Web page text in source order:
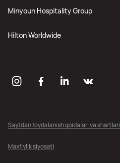
Minyoun Hospitality Group
Hilton Worldwide
Saytdan foydalanish qoidalari va shartlari
Maxfiylik siyosati